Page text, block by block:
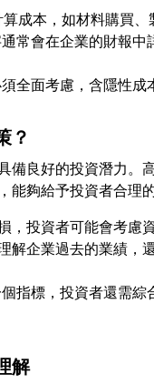
成本，如材料購買
常會在企業的財報中
？
備良好的投資潛力。
，投資者可能會考慮
解企業過去的業績，
指標，投資者還需綜
解